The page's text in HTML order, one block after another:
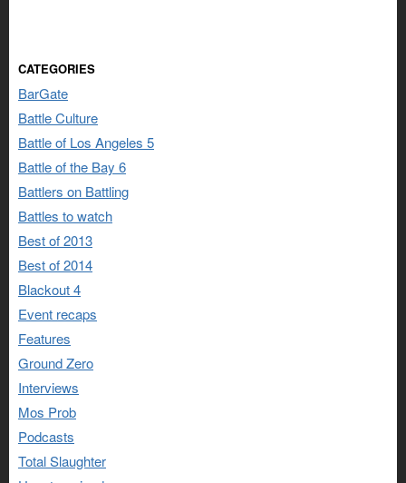
CATEGORIES
BarGate
Battle Culture
Battle of Los Angeles 5
Battle of the Bay 6
Battlers on Battling
Battles to watch
Best of 2013
Best of 2014
Blackout 4
Event recaps
Features
Ground Zero
Interviews
Mos Prob
Podcasts
Total Slaughter